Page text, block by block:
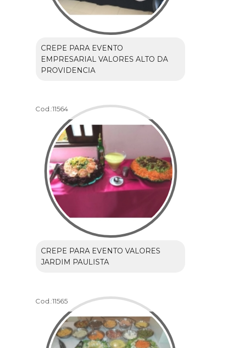
CREPE PARA EVENTO
EMPRESARIAL VALORES ALTO DA
PROVIDENCIA
Cod.:11564
CREPE PARA EVENTO VALORES
JARDIM PAULISTA
Cod.:11565